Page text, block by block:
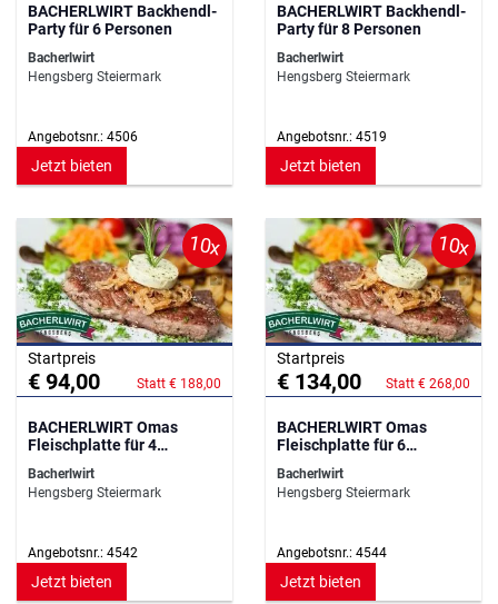
BACHERLWIRT Backhendl-
Party für 6 Personen
Bacherlwirt
Hengsberg Steiermark
Angebotsnr.: 4506
Jetzt bieten
BACHERLWIRT Backhendl-
Party für 8 Personen
Bacherlwirt
Hengsberg Steiermark
Angebotsnr.: 4519
Jetzt bieten
10x
Startpreis
€ 94,00 Statt € 188,00
BACHERLWIRT Omas
Fleischplatte für 4
Bacherlwirt
Hengsberg Steiermark
Angebotsnr.: 4542
Jetzt bieten
10x
Startpreis
€ 134,00 Statt € 268,00
BACHERLWIRT Omas
Fleischplatte für 6
Bacherlwirt
Hengsberg Steiermark
Angebotsnr.: 4544
Jetzt bieten